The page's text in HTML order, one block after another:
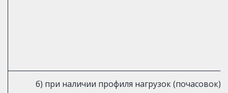
б) при наличии профиля нагрузок (почасовок)